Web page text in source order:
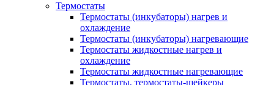
Термостаты
Термостаты (инкубаторы) нагрев и
охлаждение
Термостаты (инкубаторы) нагревающие
Термостаты жидкостные нагрев и
охлаждение
Термостаты жидкостные нагревающие
Термостаты, термостаты-шейкеры